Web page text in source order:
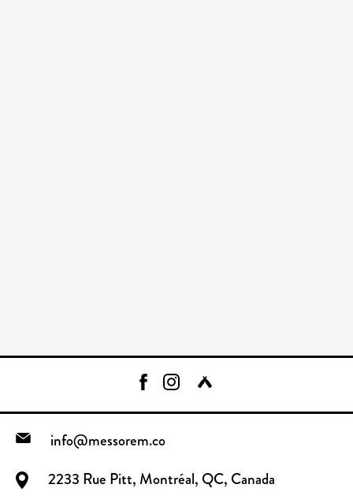
info@messorem.co
2233 Rue Pitt, Montréal, QC, Canada